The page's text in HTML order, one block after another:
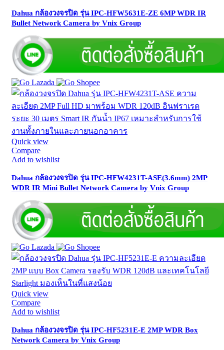
Dahua กล้องวงจรปิด รุ่น IPC-HFW5631E-ZE 6MP WDR IR
Bullet Network Camera by Vnix Group
Quick view
Compare
Add to wishlist
Dahua กล้องวงจรปิด รุ่น IPC-HFW4231T-ASE(3.6mm) 2MP
WDR IR Mini Bullet Network Camera by Vnix Group
Quick view
Compare
Add to wishlist
Dahua กล้องวงจรปิด รุ่น IPC-HF5231E-E 2MP WDR Box
Network Camera by Vnix Group